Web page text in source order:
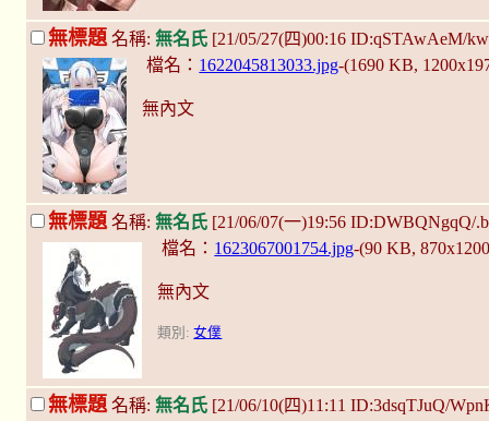
無標題 名稱: 無名氏 [21/05/27(四)00:16 ID:qSTAwAeM/
檔名： 1622045813033.jpg-(1690 KB,
無內文
無標題 名稱: 無名氏 [21/06/07(一)19:56 ID:DWBQNgqQ/
檔名： 1623067001754.jpg-(90 KB,
無內文
類別:女僕
無標題名稱: 無名氏 [21/06/10(四)11:11 ID:3dsqTJuQ/